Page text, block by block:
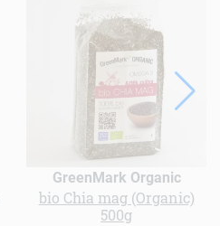
GreenMark Organic
bio Chia mag (Organic)
500g